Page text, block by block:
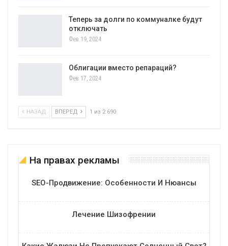
Теперь за долги по коммуналке будут
отключать
Фев 19, 2024
Облигации вместо репараций?
Фев 17, 2024
НАЗАД ВПЕРЕД 1 из 2 690
На правах рекламы
SEO-Продвижение: Особенности И Нюансы
Лечение Шизофрении